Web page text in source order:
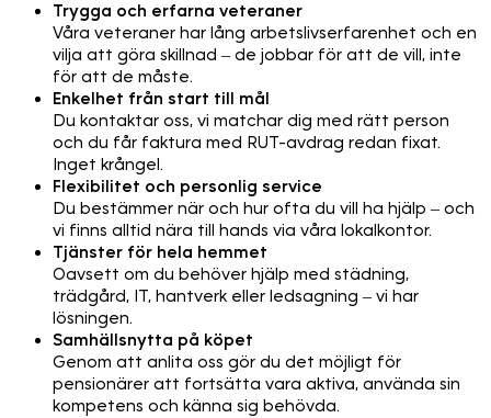
Trygga och erfarna veteraner
Våra veteraner har lång arbetslivserfarenhet och en
vilja att göra skillnad – de jobbar för att de vill, inte
för att de måste.
Enkelhet från start till mål
Du kontaktar oss, vi matchar dig med rätt person
och du får faktura med RUT-avdrag redan fixat.
Inget krångel.
Flexibilitet och personlig service
Du bestämmer när och hur ofta du vill ha hjälp – och
vi finns alltid nära till hands via våra lokalkontor.
Tjänster för hela hemmet
Oavsett om du behöver hjälp med städning,
trädgård, IT, hantverk eller ledsagning – vi har
lösningen.
Samhällsnytta på köpet
Genom att anlita oss gör du det möjligt för
pensionärer att fortsätta vara aktiva, använda sin
kompetens och känna sig behövda.